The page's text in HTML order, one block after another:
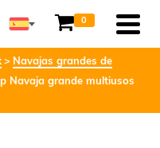
0
Navajas grandes de
Navaja grande multiusos